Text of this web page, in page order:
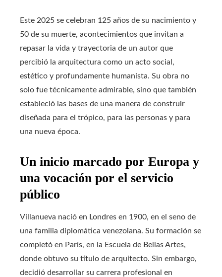
Este 2025 se celebran 125 años de su nacimiento y
50 de su muerte, acontecimientos que invitan a
repasar la vida y trayectoria de un autor que
percibió la arquitectura como un acto social,
estético y profundamente humanista. Su obra no
solo fue técnicamente admirable, sino que también
estableció las bases de una manera de construir
diseñada para el trópico, para las personas y para
una nueva época.
Un inicio marcado por Europa y
una vocación por el servicio
público
Villanueva nació en Londres en 1900, en el seno de
una familia diplomática venezolana. Su formación se
completó en París, en la Escuela de Bellas Artes,
donde obtuvo su título de arquitecto. Sin embargo,
decidió desarrollar su carrera profesional en